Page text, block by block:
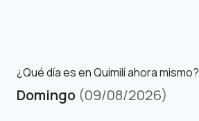
¿Qué día es en Quimilí ahora mismo?
Domingo (09/08/2026)